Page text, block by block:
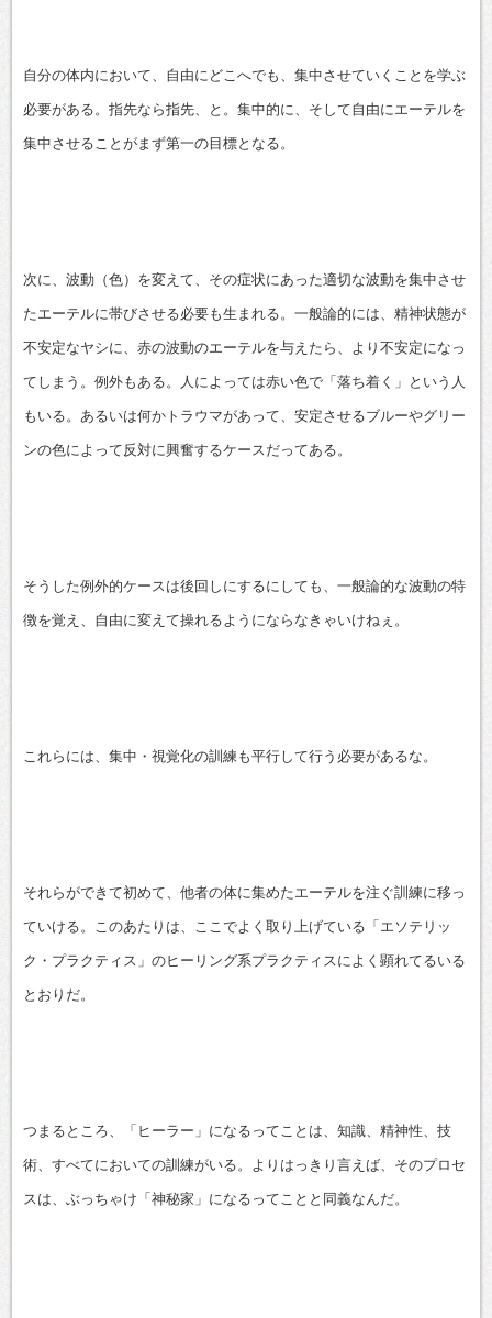
自分の体内において、自由にどこへでも、集中させていくことを学ぶ
必要がある。指先なら指先、と。集中的に、そして自由にエーテルを
集中させることがまず第一の目標となる。
次に、波動（色）を変えて、その症状にあった適切な波動を集中させ
たエーテルに帯びさせる必要も生まれる。一般論的には、精神状態が
不安定なヤシに、赤の波動のエーテルを与えたら、より不安定になっ
てしまう。例外もある。人によっては赤い色で「落ち着く」という人
もいる。あるいは何かトラウマがあって、安定させるブルーやグリー
ンの色によって反対に興奮するケースだってある。
そうした例外的ケースは後回しにするにしても、一般論的な波動の特
徴を覚え、自由に変えて操れるようにならなきゃいけねぇ。
これらには、集中・視覚化の訓練も平行して行う必要があるな。
それらができて初めて、他者の体に集めたエーテルを注ぐ訓練に移っ
ていける。このあたりは、ここでよく取り上げている「エソテリッ
ク・プラクティス」のヒーリング系プラクティスによく顕れてるいる
とおりだ。
つまるところ、「ヒーラー」になるってことは、知識、精神性、技
術、すべてにおいての訓練がいる。よりはっきり言えば、そのプロセ
スは、ぶっちゃけ「神秘家」になるってことと同義なんだ。